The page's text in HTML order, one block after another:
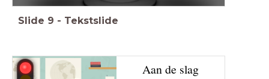
Slide 9 - Tekstslide
Aan de slag